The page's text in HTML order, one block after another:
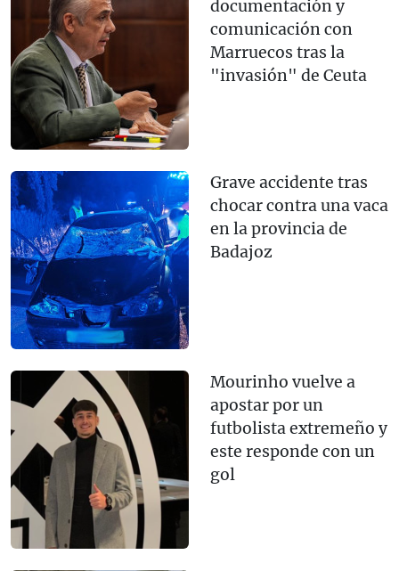
documentación y
comunicación con
Marruecos tras la
"invasión" de Ceuta
Grave accidente tras
chocar contra una vaca
en la provincia de
Badajoz
Mourinho vuelve a
apostar por un
futbolista extremeño y
este responde con un
gol